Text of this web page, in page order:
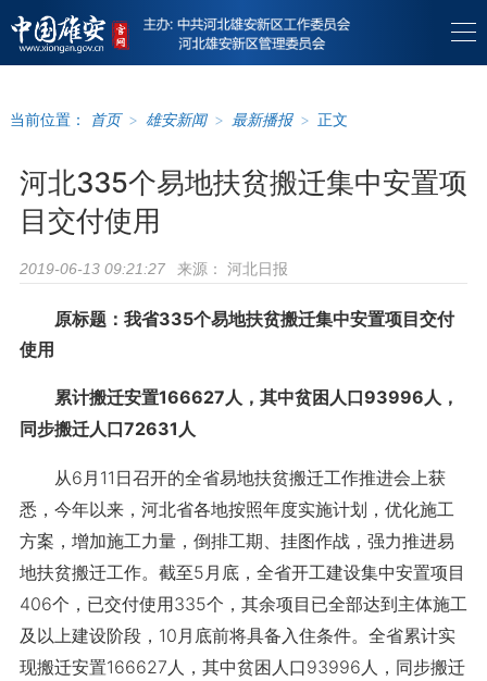
当前位置： 首页 > 雄安新闻 > 最新播报 > 正文
河北335个易地扶贫搬迁集中安置项
目交付使用
2019-06-13 09:21:27 来源： 河北日报
原标题：我省335个易地扶贫搬迁集中安置项目交付
使用
累计搬迁安置166627人，其中贫困人口93996人，
同步搬迁人口72631人
从6月11日召开的全省易地扶贫搬迁工作推进会上获
悉，今年以来，河北省各地按照年度实施计划，优化施工
方案，增加施工力量，倒排工期、挂图作战，强力推进易
地扶贫搬迁工作。截至5月底，全省开工建设集中安置项目
406个，已交付使用335个，其余项目已全部达到主体施工
及以上建设阶段，10月底前将具备入住条件。全省累计实
现搬迁安置166627人，其中贫困人口93996人，同步搬迁